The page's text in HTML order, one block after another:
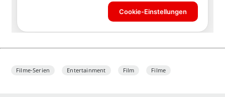
Filme-Serien Entertainment Film Filme